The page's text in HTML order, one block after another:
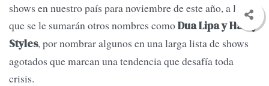
shows en nuestro país para noviembre de este año, a los
que se le sumarán otros nombres comoDua Lipa y Harry
Styles, por nombrar algunos en una larga lista de shows
agotados que marcan una tendencia que desafía toda
crisis.